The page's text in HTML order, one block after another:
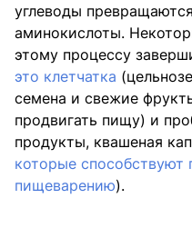
углеводы
аминокислоты.
этому процессу
это клетчатка
семена и свежие
продвигать пищу) и
продукты, квашеная
которые способствуют
пищеварению).